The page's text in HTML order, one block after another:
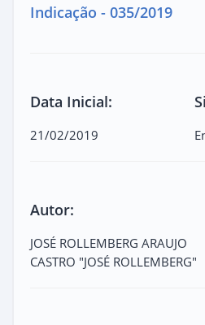
Indicação - 035/2019
Data Inicial:
21/02/2019
Autor:
JOSÉ ROLLEMBERG ARAUJO
CASTRO "JOSÉ ROLLEMBERG"